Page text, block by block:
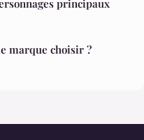
principaux
marque choisir ?